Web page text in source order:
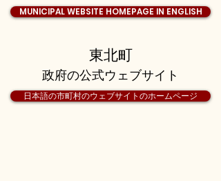
MUNICIPAL WEBSITE HOMEPAGE IN ENGLISH
東北町
日本語の市町村のウェブサイトのホームページ
政府の公式ウェブサイト